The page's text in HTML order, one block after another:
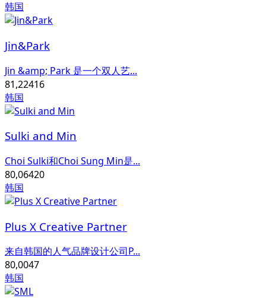
韩国
Jin&Park
Jin &amp; Park 是一个双人艺...
81,22416
韩国
Sulki and Min
Choi Sulki和Choi Sung Min是...
80,06420
韩国
Plus X Creative Partner
来自韩国的人气品牌设计公司P...
80,0047
韩国